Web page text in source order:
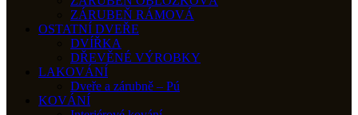
ZÁRUBEŇ RÁMOVÁ
OSTATNÍ DVEŘE
DVÍŘKA
DŘEVĚNÉ VÝROBKY
LAKOVÁNÍ
Dveře a zárubně – Pú
KOVÁNÍ